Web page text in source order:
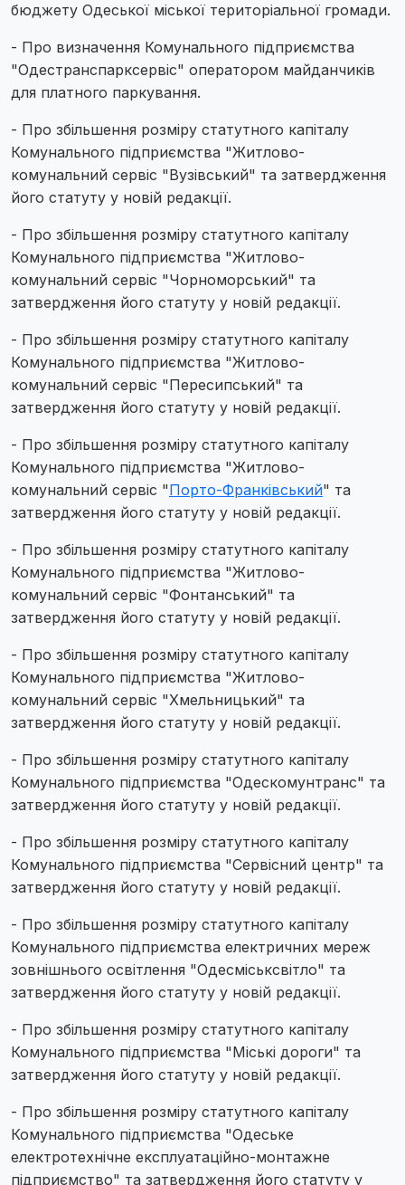
бюджету Одеської міської територіальної громади.
- Про визначення Комунального підприємства
"Одестранспарксервіс" оператором майданчиків
для платного паркування.
- Про збільшення розміру статутного капіталу
Комунального підприємства "Житлово-
комунальний сервіс "Вузівський" та затвердження
його статуту у новій редакції.
- Про збільшення розміру статутного капіталу
Комунального підприємства "Житлово-
комунальний сервіс "Чорноморський" та
затвердження його статуту у новій редакції.
- Про збільшення розміру статутного капіталу
Комунального підприємства "Житлово-
комунальний сервіс "Пересипський" та
затвердження його статуту у новій редакції.
- Про збільшення розміру статутного капіталу
Комунального підприємства "Житлово-
комунальний сервіс "Порто-Франківський" та
затвердження його статуту у новій редакції.
- Про збільшення розміру статутного капіталу
Комунального підприємства "Житлово-
комунальний сервіс "Фонтанський" та
затвердження його статуту у новій редакції.
- Про збільшення розміру статутного капіталу
Комунального підприємства "Житлово-
комунальний сервіс "Хмельницький" та
затвердження його статуту у новій редакції.
- Про збільшення розміру статутного капіталу
Комунального підприємства "Одескомунтранс" та
затвердження його статуту у новій редакції.
- Про збільшення розміру статутного капіталу
Комунального підприємства "Сервісний центр" та
затвердження його статуту у новій редакції.
- Про збільшення розміру статутного капіталу
Комунального підприємства електричних мереж
зовнішнього освітлення "Одесміськсвітло" та
затвердження його статуту у новій редакції.
- Про збільшення розміру статутного капіталу
Комунального підприємства "Міські дороги" та
затвердження його статуту у новій редакції.
- Про збільшення розміру статутного капіталу
Комунального підприємства "Одеське
електротехнічне експлуатаційно-монтажне
підприємство" та затвердження його статуту у